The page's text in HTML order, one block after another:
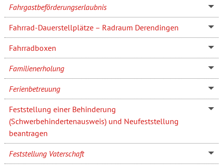
Fahrgastbeförderungserlaubnis
Fahrrad-Dauerstellplätze – Radraum Derendingen
Fahrradboxen
Familienerholung
Ferienbetreuung
Feststellung einer Behinderung
(Schwerbehindertenausweis) und Neufeststellung
beantragen
Feststellung Vaterschaft